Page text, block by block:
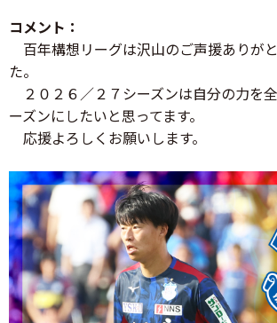
コメント：
百年構想リーグは沢山のご声援ありが
た。
２０２６／２７シーズンは自分の力を
ーズンにしたいと思ってます。
応援よろしくお願いします。